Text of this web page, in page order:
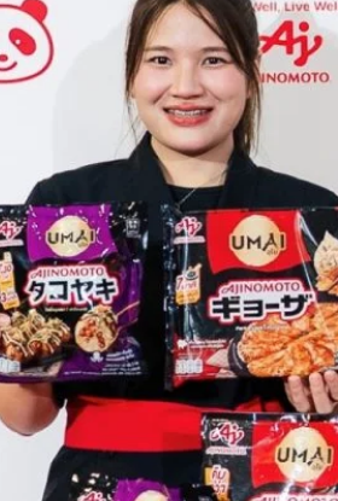
มเป้าหมายหลักNutrition & Well-
AminoNITE,